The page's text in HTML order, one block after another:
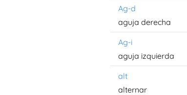
Ag-d
aguja derecha
Ag-i
aguja izquierda
alt
alternar